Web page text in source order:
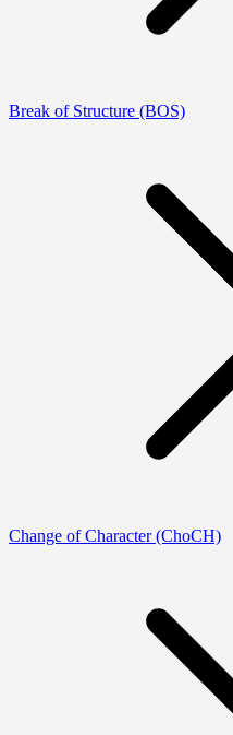
Break of Structure (BOS)
Change of Character (ChoCH)